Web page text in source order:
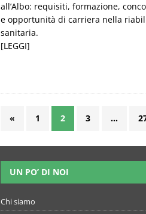
all’Albo: requisiti, formazione,
e opportunità di carriera nella
sanitaria.
[LEGGI]
« 1 2 3 …
UN PO’ DI NOI
Chi siamo